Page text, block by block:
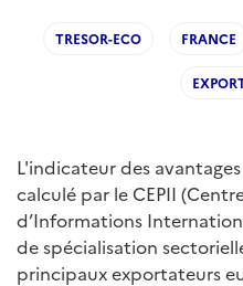
TRESOR-ECO FRANCE
L'indicateur des
calculé par le CEPII
d’Informations
de spécialisation
principaux exportateurs